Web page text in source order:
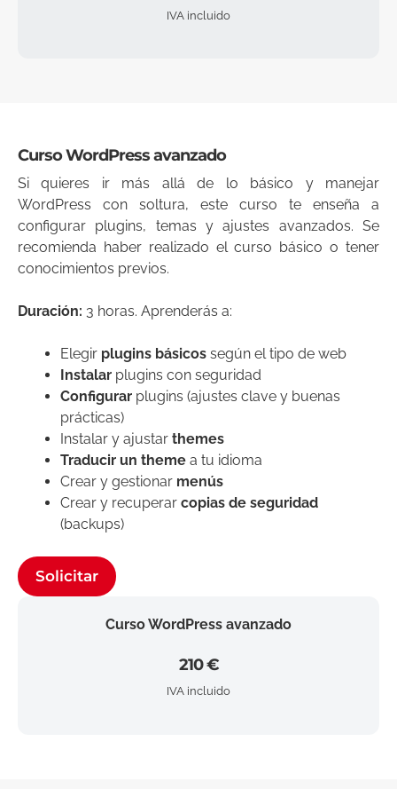
IVA incluido
Curso WordPress avanzado
Si quieres ir más allá de lo básico y manejar
WordPress con soltura, este curso te enseña a
configurar plugins, temas y ajustes avanzados. Se
recomienda haber realizado el curso básico o tener
conocimientos previos.
Duración: 3 horas. Aprenderás a:
Elegir plugins básicos según el tipo de web
Instalar plugins con seguridad
Configurar plugins (ajustes clave y buenas
prácticas)
Instalar y ajustar themes
Traducir un theme a tu idioma
Crear y gestionar menús
Crear y recuperar copias de seguridad
(backups)
Solicitar
Curso WordPress avanzado
210 €
IVA incluido